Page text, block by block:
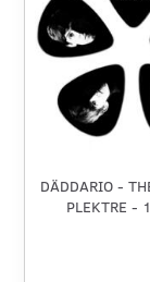
DÄDDARIO -
PLEKTRE -